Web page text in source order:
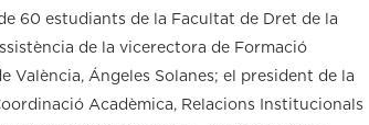
60 estudiants de la Facultat de Dret de la
de la vicerectora de Formació
València, Ángeles Solanes; el president de la
Acadèmica, Relacions Institucionals